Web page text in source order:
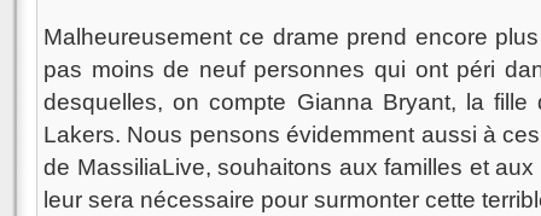
Malheureusement ce drame prend encore
pas moins de neuf personnes qui ont péri
desquelles, on compte Gianna Bryant, la
Lakers. Nous pensons évidemment aussi à
de MassiliaLive, souhaitons aux familles et
leur sera nécessaire pour surmonter cette